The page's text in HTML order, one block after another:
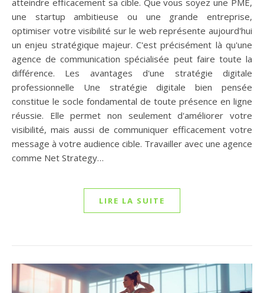
une startup ambitieuse ou une grande entreprise,
optimiser votre visibilité sur le web représente aujourd'hui
un enjeu stratégique majeur. C'est précisément là qu'une
agence de communication spécialisée peut faire toute la
différence. Les avantages d'une stratégie digitale
professionnelle Une stratégie digitale bien pensée
constitue le socle fondamental de toute présence en ligne
réussie. Elle permet non seulement d'améliorer votre
visibilité, mais aussi de communiquer efficacement votre
message à votre audience cible. Travailler avec une agence
comme Net Strategy…
LIRE LA SUITE